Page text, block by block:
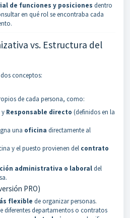
de funciones y posiciones dentro
en qué rol se encontraba cada
vs. Estructura del
conceptos:
de cada persona, como:
y Responsable directo (definidos en la
una oficina directamente al
y el puesto provienen del contrato
administrativa o laboraldel
PRO)
flexible de organizar personas.
diferentes departamentos o contratos